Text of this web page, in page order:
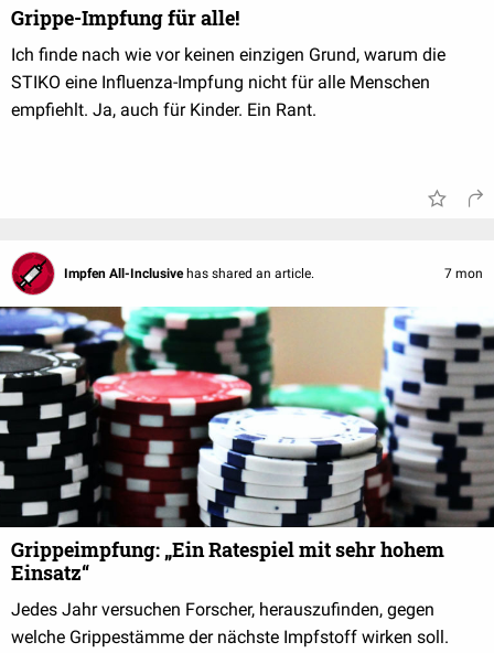
Grippe-Impfung für alle!
Ich finde nach wie vor keinen einzigen Grund, warum die
STIKO eine Influenza-Impfung nicht für alle Menschen
empfiehlt. Ja, auch für Kinder. Ein Rant.
Impfen All-Inclusive has shared an article. 7 mon
Grippeimpfung: „Ein Ratespiel mit sehr hohem
Einsatz“
Jedes Jahr versuchen Forscher, herauszufinden, gegen
welche Grippestämme der nächste Impfstoff wirken soll.